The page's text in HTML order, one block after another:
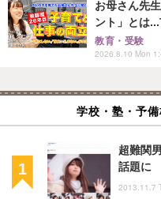
お母さん先
ント」とは
教育・受験
2026.8.10 Mon
学校・塾・予
超難関
話題に
2013.11.7